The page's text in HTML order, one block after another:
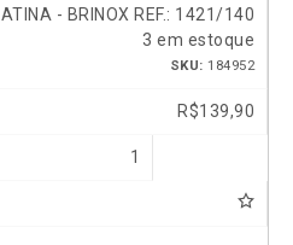
ATINA - BRINOX REF.: 1421/140
3 em estoque
SKU: 184952
R$139,90
1